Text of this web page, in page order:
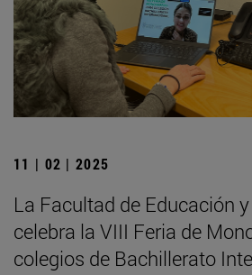
11 | 02 | 2025
La Facultad de Educación
celebra la VIII Feria de
colegios de Bachillerato